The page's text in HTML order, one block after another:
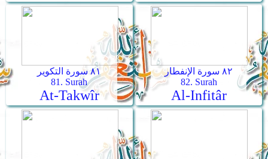
٨١ سورة التكوير
81. Surah
At-Takwîr
٨٢ سورة الإنفطار
82. Surah
Al-Infitâr